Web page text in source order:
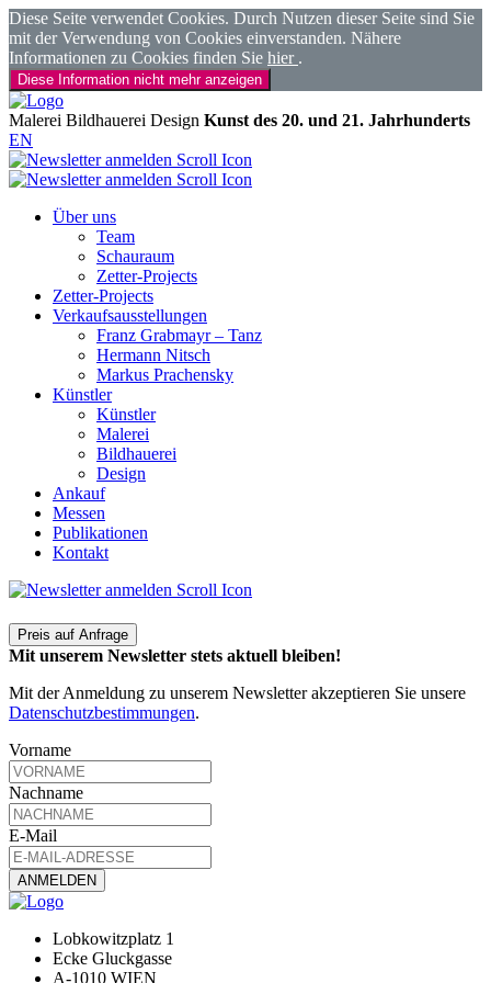
Diese Seite verwendet Cookies. Durch Nutzen dieser Seite sind Sie
mit der Verwendung von Cookies einverstanden. Nähere
Informationen zu Cookies finden Sie hier .
Diese Information nicht mehr anzeigen
Malerei Bildhauerei Design Kunst des 20. und 21. Jahrhunderts
EN
Über uns
Team
Schauraum
Zetter-Projects
Zetter-Projects
Verkaufsausstellungen
Franz Grabmayr – Tanz
Hermann Nitsch
Markus Prachensky
Künstler
Künstler
Malerei
Bildhauerei
Design
Ankauf
Messen
Publikationen
Kontakt
Preis auf Anfrage
Mit unserem Newsletter stets aktuell bleiben!
Mit der Anmeldung zu unserem Newsletter akzeptieren Sie unsere
Datenschutzbestimmungen.
Vorname
Nachname
E-Mail
Lobkowitzplatz 1
Ecke Gluckgasse
A-1010 WIEN